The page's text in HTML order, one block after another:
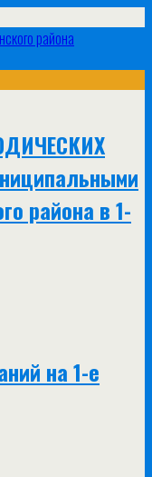
района
района в 1-
на 1-е